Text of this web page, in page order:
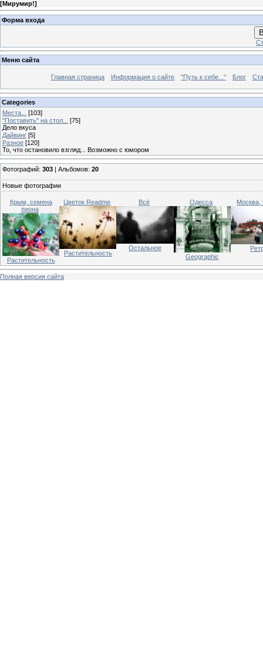
[Мирумир!]
Форма входа
Меню сайта
Главная страница Информация о сайте "Путь к себе..." Блог
Categories
Места...
[103]
"Поставить" на стол...
[75]
Дело вкуса
Дайвинг [5]
Разное [120]
То, что остановило взгляд... Возможно с юмором
Фотографий: 303 | Альбомов: 20
Новые фотографии
Крым, семена
пиона
Растительность
Цветок Readme
Растительность
Всё
Остальное
Одесса
Geographic
Полная версия сайта